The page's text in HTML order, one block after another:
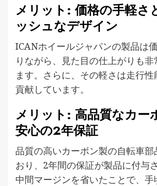
メリット: 価格の手軽さ
ッシュなデザイン
ICANホイールジャパンの製品は
りながら、見た目の仕上がりも
ます。さらに、その軽さは走行性
貢献しています。
メリット: 高品質なカー
安心の2年保証
品質の高いカーボン製の自転車部
おり、2年間の保証が製品に付与
中間マージンを省いたことで、